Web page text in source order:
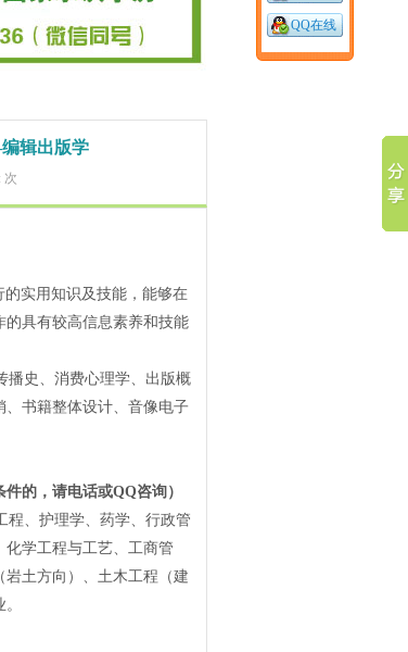
辑出版学
次
实用知识及技能，能够在
具有较高信息素养和技能
史、消费心理学、出版概
书籍整体设计、音像电子
的，请电话或QQ咨询）
程、护理学、药学、行政管
学工程与工艺、工商管
土方向）、土木工程（建
QQ在线